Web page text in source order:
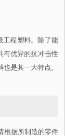
工程塑料。除了能
有优异的抗冲击性
是其一大特点。
根据所制造的零件